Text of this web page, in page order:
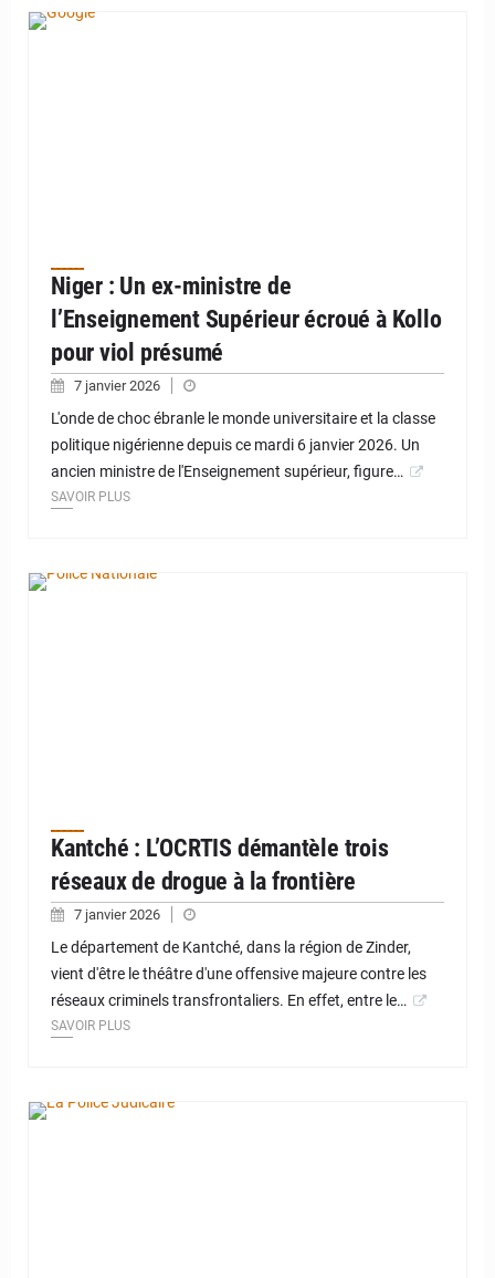
Niger : Un ex-ministre de
l’Enseignement Supérieur écroué à Kollo
pour viol présumé
7 janvier 2026
L'onde de choc ébranle le monde universitaire et la classe
politique nigérienne depuis ce mardi 6 janvier 2026. Un
ancien ministre de l'Enseignement supérieur, figure…
SAVOIR PLUS
Kantché : L’OCRTIS démantèle trois
réseaux de drogue à la frontière
7 janvier 2026
Le département de Kantché, dans la région de Zinder,
vient d'être le théâtre d'une offensive majeure contre les
réseaux criminels transfrontaliers. En effet, entre le…
SAVOIR PLUS